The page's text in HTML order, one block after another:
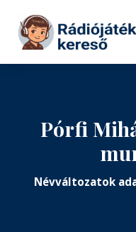
Tovább a tartalomhoz
Pórfi
Névváltozatok